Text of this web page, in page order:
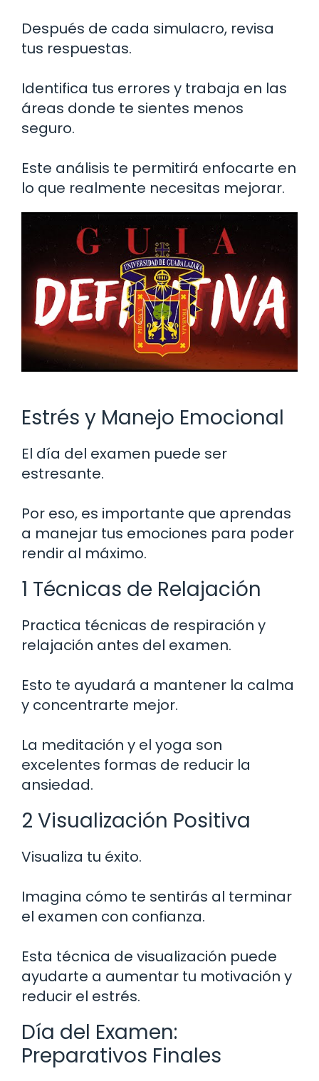
Después de cada simulacro, revisa
tus respuestas.
Identifica tus errores y trabaja en las
áreas donde te sientes menos
seguro.
Este análisis te permitirá enfocarte en
lo que realmente necesitas mejorar.
Estrés y Manejo Emocional
El día del examen puede ser
estresante.
Por eso, es importante que aprendas
a manejar tus emociones para poder
rendir al máximo.
1 Técnicas de Relajación
Practica técnicas de respiración y
relajación antes del examen.
Esto te ayudará a mantener la calma
y concentrarte mejor.
La meditación y el yoga son
excelentes formas de reducir la
ansiedad.
2 Visualización Positiva
Visualiza tu éxito.
Imagina cómo te sentirás al terminar
el examen con confianza.
Esta técnica de visualización puede
ayudarte a aumentar tu motivación y
reducir el estrés.
Día del Examen:
Preparativos Finales